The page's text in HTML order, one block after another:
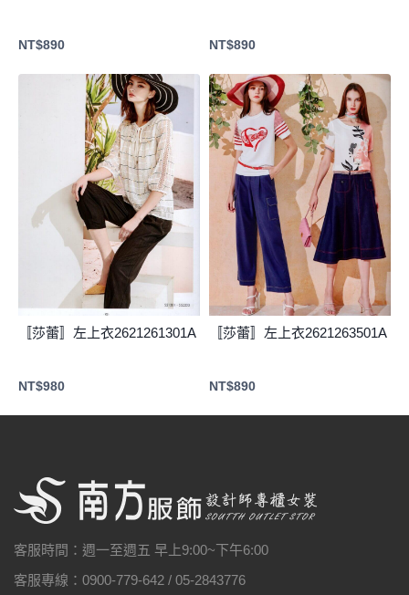
NT$890 NT$890
〚莎蕾〛左上衣2621261301A
NT$980
〚莎蕾〛左上衣2621263501A
NT$890
客服時間：週一至週五 早上9:00~下午6:00
客服專線：0900-779-642 / 05-2843776